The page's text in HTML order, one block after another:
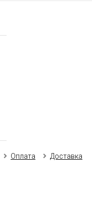
Оплата
Доставка